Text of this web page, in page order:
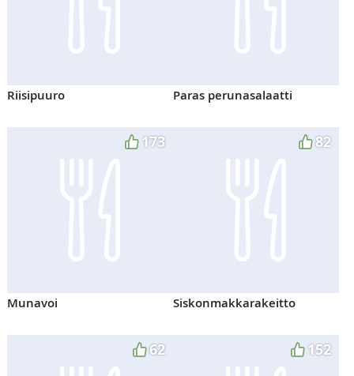
Riisipuuro Paras perunasalaatti
173
Munavoi
82
Siskonmakkarakeitto
62 152